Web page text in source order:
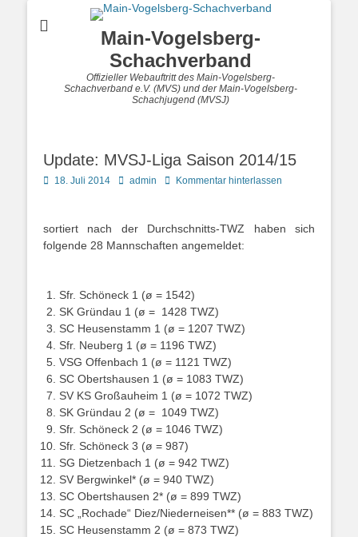
Main-Vogelsberg-
Schachverband
Offizieller Webauftritt des Main-Vogelsberg-
Schachverband e.V. (MVS) und der Main-Vogelsberg-
Schachjugend (MVSJ)
Update: MVSJ-Liga Saison 2014/15
Posted
18. Juli 2014 Autoradmin Kommentar hinterlassen
sortiert nach der Durchschnitts-TWZ haben sich
folgende 28 Mannschaften angemeldet:
Sfr. Schöneck 1 (ø = 1542)
SK Gründau 1 (ø = 1428 TWZ)
SC Heusenstamm 1 (ø = 1207 TWZ)
Sfr. Neuberg 1 (ø = 1196 TWZ)
VSG Offenbach 1 (ø = 1121 TWZ)
SC Obertshausen 1 (ø = 1083 TWZ)
SV KS Großauheim 1 (ø = 1072 TWZ)
SK Gründau 2 (ø = 1049 TWZ)
Sfr. Schöneck 2 (ø = 1046 TWZ)
Sfr. Schöneck 3 (ø = 987)
SG Dietzenbach 1 (ø = 942 TWZ)
SV Bergwinkel* (ø = 940 TWZ)
SC Obertshausen 2* (ø = 899 TWZ)
SC „Rochade“ Diez/Niederneisen** (ø = 883 TWZ)
SC Heusenstamm 2 (ø = 873 TWZ)